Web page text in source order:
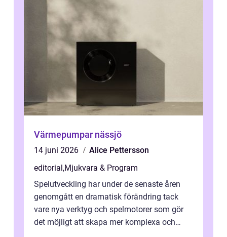
Värmepumpar nässjö
14 juni 2026
Alice Pettersson
editorial,Mjukvara & Program
Spelutveckling har under de senaste åren
genomgått en dramatisk förändring tack
vare nya verktyg och spelmotorer som gör
det möjligt att skapa mer komplexa och